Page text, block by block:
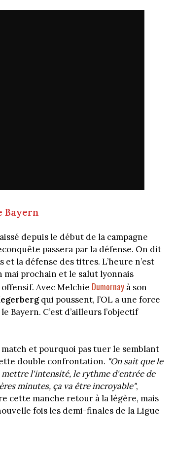
Bayern
depuis le début de la campagne
passera par la défense. On dit
la défense des titres. L’heure n’est
mai prochain et le salut lyonnais
Avec Melchie Dumornay à son
qui poussent, l’OL a une force
C’est d’ailleurs l’objectif
et pourquoi pas tuer le semblant
double confrontation. "On sait que le
l'intensité, le rythme d'entrée de
minutes, ça va être incroyable",
cette manche retour à la légère, mais
fois les demi-finales de la Ligue